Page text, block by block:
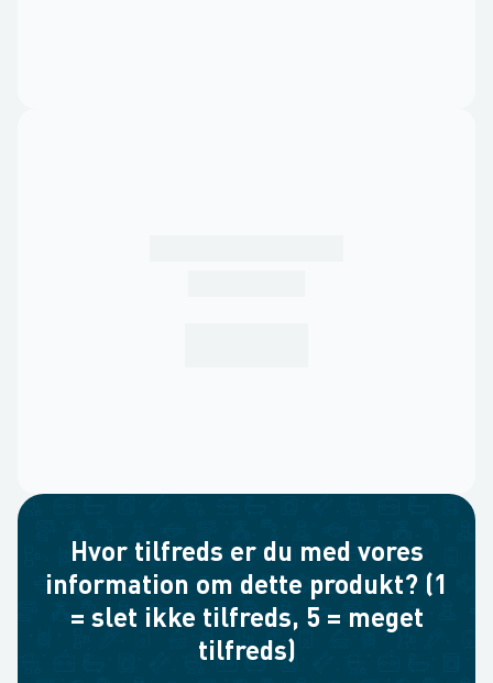
Hvor tilfreds er du med vores
information om dette produkt? (1
= slet ikke tilfreds, 5 = meget
tilfreds)